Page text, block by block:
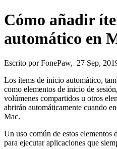
Cómo añadir
automático en
Escrito por FonePaw, 27 Sep,
Los ítems de inicio automático,
como elementos de inicio de
volúmenes compartidos u otros
abrirán automáticamente cuando
Mac.
Un uso común de estos elementos
para ejecutar aplicaciones que